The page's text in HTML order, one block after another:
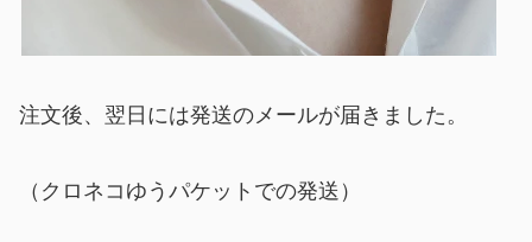
注文後、翌日には発送のメールが届きました。
（クロネコゆうパケットでの発送）